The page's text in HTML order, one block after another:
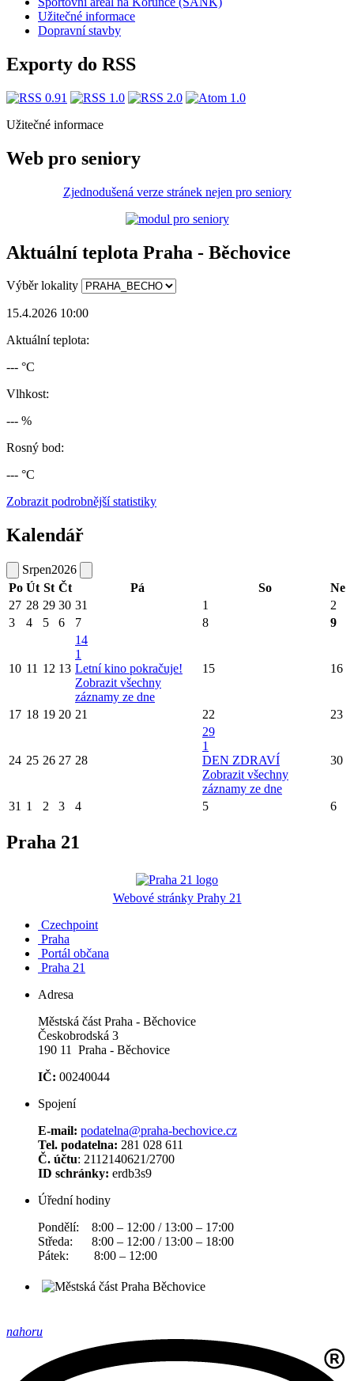
Užitečné informace
Dopravní stavby
Exporty do RSS
Užitečné informace
Web pro seniory
Zjednodušená verze stránek nejen pro seniory
Aktuální teplota Praha - Běchovice
Výběr lokality
15.4.2026 10:00
Aktuální teplota:
--- °C
Vlhkost:
--- %
Rosný bod:
--- °C
Zobrazit podrobnější statistiky
Kalendář
Srpen2026
Po Út St Čt Pá So
Ne
27 28 29 30 31 1
2
3
4 5 6 7 8 9
10 11 12 13
14
1
Letní kino pokračuje!
Zobrazit všechny
záznamy ze dne
15 16
17 18 19 20 21 22 23
24 25 26 27 28
29
1
DEN ZDRAVÍ
Zobrazit všechny
záznamy ze dne
30
31 1 2 3 4 5 6
Praha 21
Webové stránky Prahy 21
Czechpoint
Praha
Portál občana
Praha 21
Adresa
Městská část Praha - Běchovice
Českobrodská 3
190 11 Praha - Běchovice
IČ: 00240044
Spojení
E-mail: podatelna@praha-bechovice.cz
Tel. podatelna: 281 028 611
Č. účtu: 2112140621/2700
ID schránky: erdb3s9
Úřední hodiny
Pondělí: 8:00 – 12:00 / 13:00 – 17:00
Středa: 8:00 – 12:00 / 13:00 – 18:00
Pátek: 8:00 – 12:00
nahoru